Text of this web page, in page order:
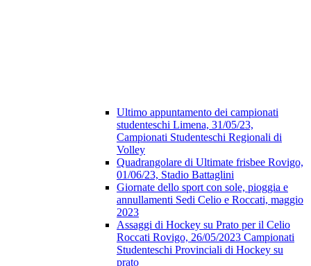
Ultimo appuntamento dei campionati
studenteschi Limena, 31/05/23,
Campionati Studenteschi Regionali di
Volley
Quadrangolare di Ultimate frisbee Rovigo,
01/06/23, Stadio Battaglini
Giornate dello sport con sole, pioggia e
annullamenti Sedi Celio e Roccati, maggio
2023
Assaggi di Hockey su Prato per il Celio
Roccati Rovigo, 26/05/2023 Campionati
Studenteschi Provinciali di Hockey su
prato